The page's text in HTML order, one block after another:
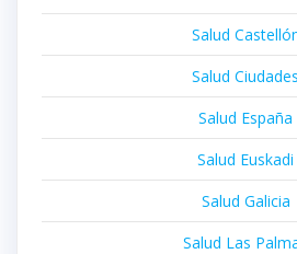
Salud
Salud Ciudades
Salud España
Salud Euskadi
Salud Galicia
Salud Las